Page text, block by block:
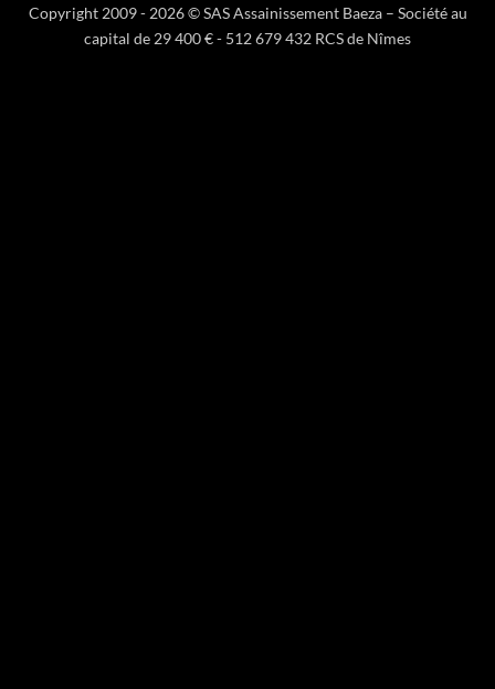
Copyright 2009 - 2026 © SAS Assainissement Baeza – Société au
capital de 29 400 € - 512 679 432 RCS de Nîmes